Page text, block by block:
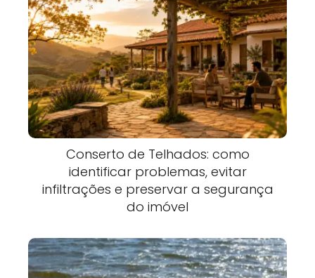
Conserto de Telhados: como
identificar problemas, evitar
infiltrações e preservar a segurança
do imóvel